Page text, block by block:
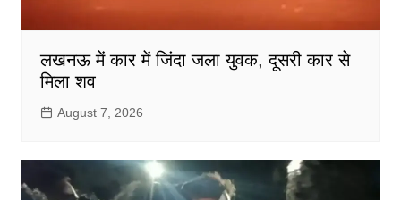
लखनऊ में कार में जिंदा जला युवक, दूसरी कार से
मिला शव
August 7, 2026